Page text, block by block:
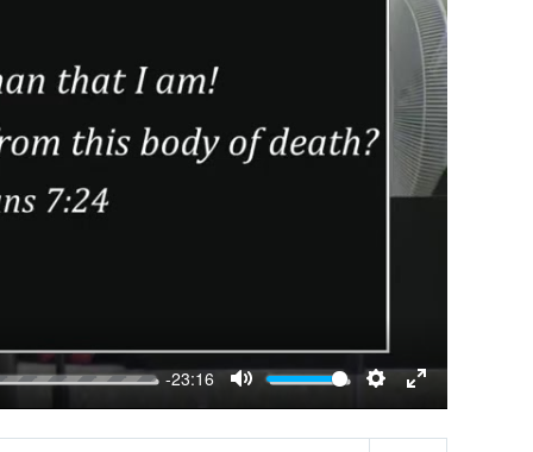
-23:16
Mute Settings
Enter
fullscreen